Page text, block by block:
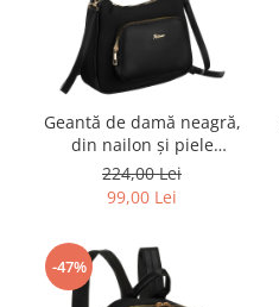
Geantă de damă neagră,
din nailon și piele
ecologică, cu mânere și
curea detașabilă - Peterson
PTR-PTN JN-16-0375 BLACK
224,00 Lei
99,00 Lei
-47%